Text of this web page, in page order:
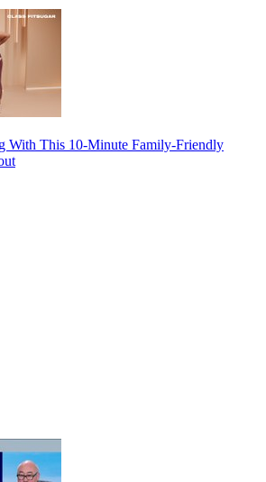
With This 10-Minute Family-Friendly